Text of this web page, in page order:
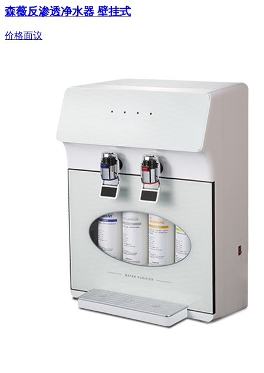
森薇反渗透净水器 壁挂式
价格面议